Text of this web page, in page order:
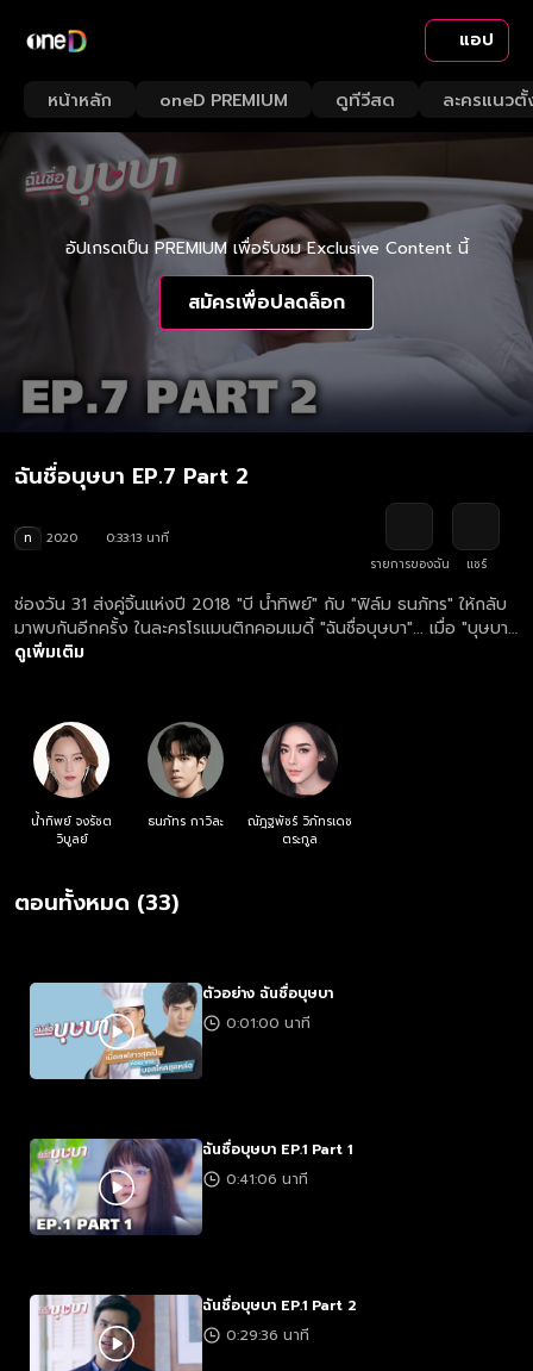
แอป
หน้าหลัก oneD PREMIUM ดูทีวีสด ละครแนวตั้
อัปเกรดเป็น PREMIUM เพื่อรับชม Exclusive Content นี้
สมัครเพื่อปลดล็อก
ฉันชื่อบุษบา EP.7 Part 2
ท 2020
0:33:13 นาที
รายการของฉัน
แชร์
ช่องวัน 31 ส่งคู่จิ้นแห่งปี 2018 "บี น้ำทิพย์" กับ "ฟิล์ม ธนภัทร" ให้กลับ
มาพบกันอีกครั้ง ในละครโรแมนติกคอมเมดี้ "ฉันชื่อบุษบา"... เมื่อ "บุษบา"
เชฟสาวผู้ไม่ LUCKY ทั้ง IN LOVE และ IN GAME บังเอิญพบกับนักธุรกิจ
รับบท "แฟนกำมะลอ"
ดูเพิ่มเติม
น้ำทิพย์ จงรัชต
วิบูลย์
ธนภัทร กาวิละ
ณัฎฐพัชร์ วิภัทรเดช
ตระกูล
ตอนทั้งหมด (33)
ตัวอย่าง ฉันชื่อบุษบา
0:01:00 นาที
ฉันชื่อบุษบา EP.1 Part 1
0:41:06 นาที
ฉันชื่อบุษบา EP.1 Part 2
0:29:36 นาที